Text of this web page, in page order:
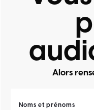
Alors
Noms et prénoms